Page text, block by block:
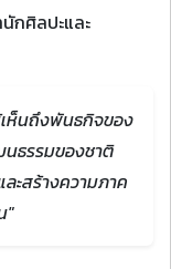
กศิลปะและ
ห็นถึงพันธกิจของ
นธรรมของชาติ
สร้างความภาค
"